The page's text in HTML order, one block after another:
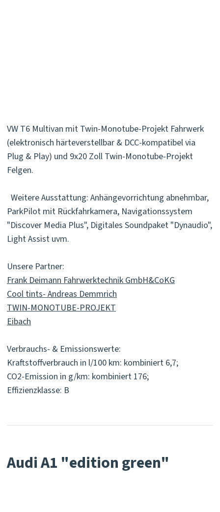
VW T6 Multivan mit Twin-Monotube-Projekt Fahrwerk
(elektronisch härteverstellbar & DCC-kompatibel via
Plug & Play) und 9x20 Zoll Twin-Monotube-Projekt
Felgen.
Weitere Ausstattung: Anhängevorrichtung abnehmbar,
ParkPilot mit Rückfahrkamera, Navigationssystem
"Discover Media Plus", Digitales Soundpaket "Dynaudio",
Light Assist uvm.
Unsere Partner:
Frank Deimann Fahrwerktechnik GmbH&CoKG
Cool tints- Andreas Demmrich
TWIN-MONOTUBE-PROJEKT
Eibach
Verbrauchs- & Emissionswerte:
Kraftstoffverbrauch in l/100 km: kombiniert 6,7;
CO2-Emission in g/km: kombiniert 176;
Effizienzklasse: B
Audi A1 "edition green"